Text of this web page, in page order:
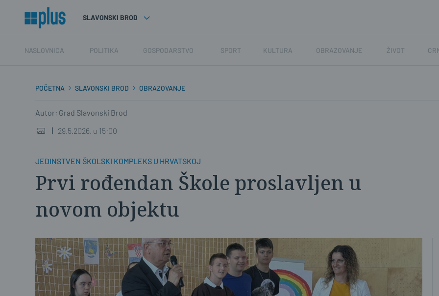
SLAVONSKI BROD
NASLOVNICA POLITIKA GOSPODARSTVO SPORT KULTURA OBRAZOVANJE ŽIVOT
POČETNA SLAVONSKI BROD OBRAZOVANJE
Autor: Grad Slavonski Brod
29.5.2026. u 15:00
JEDINSTVEN ŠKOLSKI KOMPLEKS U HRVATSKOJ
Prvi rođendan Škole proslavljen u
novom objektu